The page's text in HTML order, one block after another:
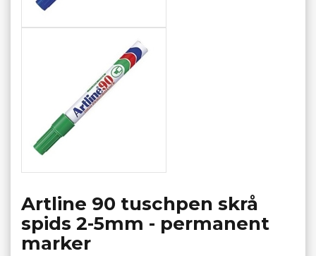
Artline 90 tuschpen skrå
spids 2-5mm - permanent
marker